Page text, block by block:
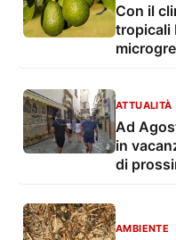
Con il
tropicali
ATTUALITÀ
Ad
in
di
AMBIENTE